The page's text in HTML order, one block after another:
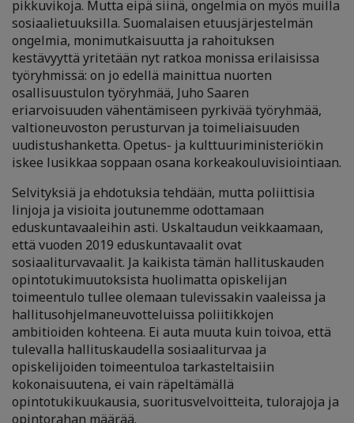
pikkuvikoja. Mutta eipä siinä, ongelmia on myös muilla
sosiaalietuuksilla. Suomalaisen etuusjärjestelmän
ongelmia, monimutkaisuutta ja rahoituksen
kestävyyttä yritetään nyt ratkoa monissa erilaisissa
työryhmissä: on jo edellä mainittua nuorten
osallisuustulon työryhmää, Juho Saaren
eriarvoisuuden vähentämiseen pyrkivää työryhmää,
valtioneuvoston perusturvan ja toimeliaisuuden
uudistushanketta. Opetus- ja kulttuuriministeriökin
iskee lusikkaa soppaan osana korkeakouluvisiointiaan.
Selvityksiä ja ehdotuksia tehdään, mutta poliittisia
linjoja ja visioita joutunemme odottamaan
eduskuntavaaleihin asti. Uskaltaudun veikkaamaan,
että vuoden 2019 eduskuntavaalit ovat
sosiaaliturvavaalit. Ja kaikista tämän hallituskauden
opintotukimuutoksista huolimatta opiskelijan
toimeentulo tullee olemaan tulevissakin vaaleissa ja
hallitusohjelmaneuvotteluissa poliitikkojen
ambitioiden kohteena. Ei auta muuta kuin toivoa, että
tulevalla hallituskaudella sosiaaliturvaa ja
opiskelijoiden toimeentuloa tarkasteltaisiin
kokonaisuutena, ei vain räpeltämällä
opintotukikuukausia, suoritusvelvoitteita, tulorajoja ja
opintorahan määrää.